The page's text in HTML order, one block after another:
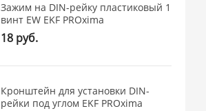
Зажим на DIN-рейку пластиковый 1
винт EW EKF PROxima
18 руб.
Кронштейн для установки DIN-
рейки под углом EKF PROxima